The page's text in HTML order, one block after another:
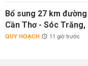
Bổ sung 27 km
Cần Thơ - Sóc
QUY HOẠCH 11 giờ trước